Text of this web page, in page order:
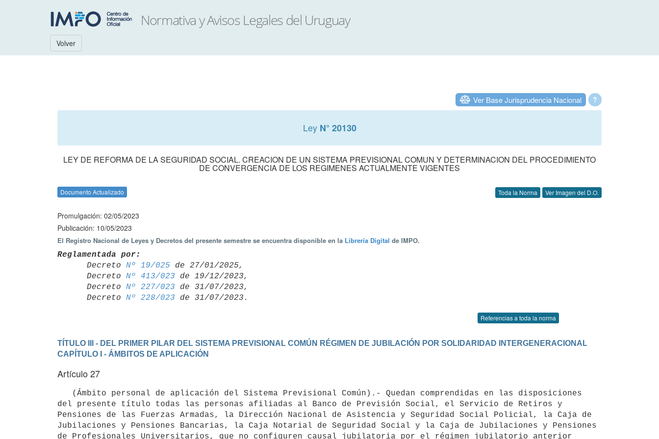
Volver
?
Ver Base Jurisprudencia Nacional
Ley N° 20130
LEY DE REFORMA DE LA SEGURIDAD SOCIAL. CREACION DE UN SISTEMA PREVISIONAL COMUN Y DETERMINACION DEL PROCEDIMIENTO
DE CONVERGENCIA DE LOS REGIMENES ACTUALMENTE VIGENTES
Documento Actualizado Toda la Norma Ver Imagen del D.O.
Promulgación: 02/05/2023
Publicación: 10/05/2023
El Registro Nacional de Leyes y Decretos del presente semestre se encuentra disponible en la Librería Digital de IMPO.
Reglamentada por:
Decreto Nº 19/025 de 27/01/2025,
      Decreto
Nº 413/023 de 19/12/2023,
      Decreto
Nº 227/023 de 31/07/2023,
      Decreto
Nº 228/023
Referencias a toda la norma
TÍTULO III - DEL PRIMER PILAR DEL SISTEMA PREVISIONAL COMÚN RÉGIMEN DE JUBILACIÓN POR SOLIDARIDAD INTERGENERACIONAL
CAPÍTULO I - ÁMBITOS DE APLICACIÓN
Artículo 27
del presente título todas las personas afiliadas al Banco de Previsión Social, el Servicio de Retiros y
Pensiones de las Fuerzas Armadas, la Dirección Nacional de Asistencia y Seguridad Social Policial, la Caja de
Jubilaciones y Pensiones Bancarias, la Caja Notarial de Seguridad Social y la Caja de Jubilaciones y Pensiones
de Profesionales Universitarios, que no configuren causal jubilatoria por el régimen jubilatorio anterior